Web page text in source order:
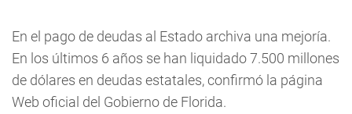
En el pago de deudas al Estado archiva una mejoría.
En los últimos 6 años se han liquidado 7.500 millones
de dólares en deudas estatales, confirmó la página
Web oficial del Gobierno de Florida.